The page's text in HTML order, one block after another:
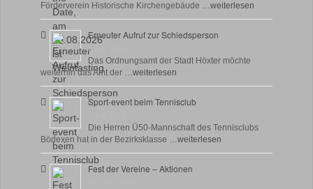
Förderverein Historische Kirchengebäude …weiterlesen
Erneuter Aufruf zur Schiedsperson
8 Juli, 2026
Das Ordnungsamt der Stadt Höxter möchte
weiterhin das Amt der …weiterlesen
Sport-event beim Tennisclub
Die Herren Ü50-Mannschaft des Tennisclubs
Bödexen hat in der Bezirksklasse …weiterlesen
Fest der Vereine – Aktionen